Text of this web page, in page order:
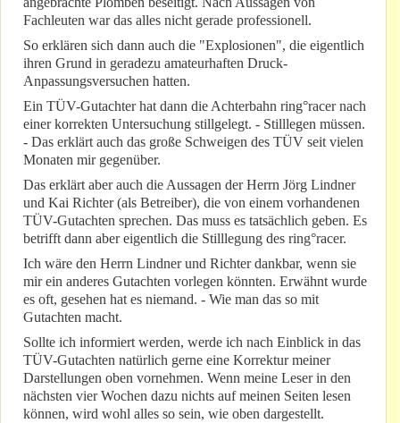
Fachleuten war das alles nicht gerade professionell.
So erklären sich dann auch die "Explosionen", die eigentlich
ihren Grund in geradezu amateurhaften Druck-
Anpassungsversuchen hatten.
Ein TÜV-Gutachter hat dann die Achterbahn ring°racer nach
einer korrekten Untersuchung stillgelegt. - Stilllegen müssen.
- Das erklärt auch das große Schweigen des TÜV seit vielen
Monaten mir gegenüber.
Das erklärt aber auch die Aussagen der Herrn Jörg Lindner
und Kai Richter (als Betreiber), die von einem vorhandenen
TÜV-Gutachten sprechen. Das muss es tatsächlich geben. Es
betrifft dann aber eigentlich die Stilllegung des ring°racer.
Ich wäre den Herrn Lindner und Richter dankbar, wenn sie
mir ein anderes Gutachten vorlegen könnten. Erwähnt wurde
es oft, gesehen hat es niemand. - Wie man das so mit
Gutachten macht.
Sollte ich informiert werden, werde ich nach Einblick in das
TÜV-Gutachten natürlich gerne eine Korrektur meiner
Darstellungen oben vornehmen. Wenn meine Leser in den
nächsten vier Wochen dazu nichts auf meinen Seiten lesen
können, wird wohl alles so sein, wie oben dargestellt.